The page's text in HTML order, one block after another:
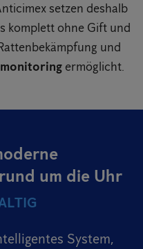
setzen deshalb
komplett ohne Gift und
und
ermöglicht.
um die Uhr
System,